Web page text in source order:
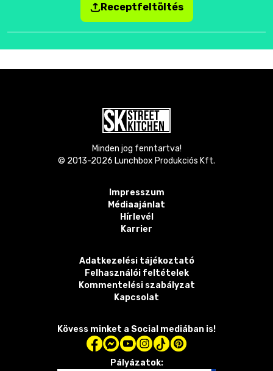
Receptfeltöltés
Minden jog fenntartva!
© 2013-2026 Lunchbox Produkciós Kft.
Impresszum
Médiaajánlat
Hírlevél
Karrier
Adatkezelési tájékoztató
Felhasználói feltételek
Kommentelési szabályzat
Kapcsolat
Kövess minket a Social mediában is!
Pályázatok: